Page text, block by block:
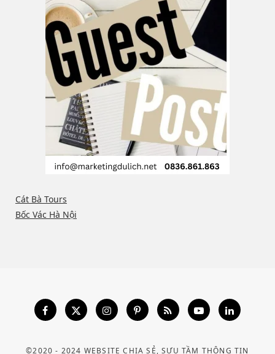
Cát Bà Tours
Bốc Vác Hà Nội
©2020 - 2024 WEBSITE CHIA SẺ, SƯU TẦM THÔNG TIN